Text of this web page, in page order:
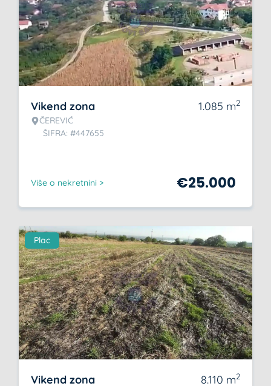
Vikend zona
ČEREVIĆ
ŠIFRA: #447655
1.085 m2
Više o nekretnini > €25.000
Plac
Vikend zona 8.110 m2